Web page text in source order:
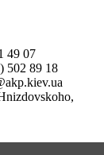
49 07
502 89 18